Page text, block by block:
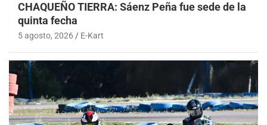
CHAQUEÑO TIERRA: Sáenz Peña fue sede de la
quinta fecha
5 agosto, 2026 E-Kart